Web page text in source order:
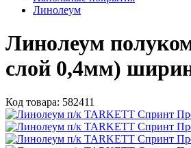
Линолеум
Линолеум
слой 0,4мм)
Код товара: 582411